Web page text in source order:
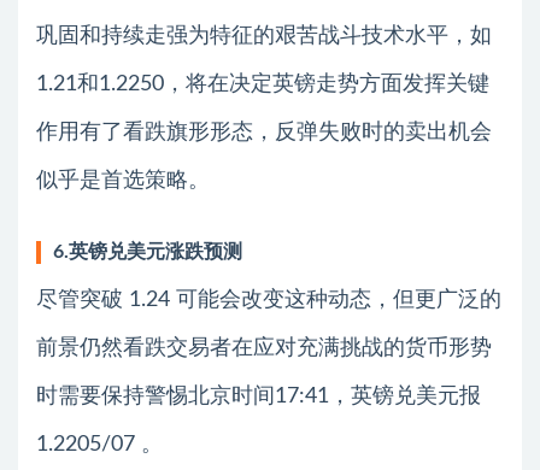
巩固和持续走强为特征的艰苦战斗技术水平，如
1.21和1.2250，将在决定英镑走势方面发挥关键
作用有了看跌旗形形态，反弹失败时的卖出机会
似乎是首选策略。
6.英镑兑美元涨跌预测
尽管突破 1.24 可能会改变这种动态，但更广泛的
前景仍然看跌交易者在应对充满挑战的货币形势
时需要保持警惕北京时间17:41，英镑兑美元报
1.2205/07 。